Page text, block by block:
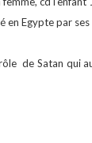
en Egypte par
de Satan qui